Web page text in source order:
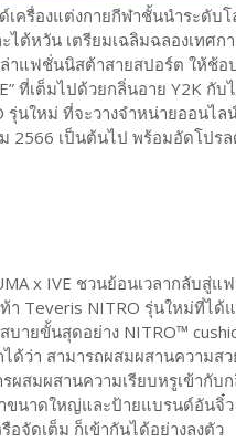
เครื่องแต่งกายกีฬาชั้นนำระดับ
ไต้หวัน เตรียมเฉลิมฉลองเทศ
าแฟชั่นนิสต้าสายสปอร์ต ให้ช้
ที่เต็มไปด้วยกลิ่นอาย Y2K กั
รุ่นใหม่ ที่จะวางจำหน่ายออนไ
2566 เป็นต้นไป พร้อมอัดโปร
x IVE ชวนย้อนเวลากลับสู่แ
า Teveris NITRO รุ่นใหม่ที่ได้
บายขั้นสุดอย่าง NITRO™
ด้ว่า สามารถผสมผสานความส
ผสมผสานความเรียบหรูเข้ากั
ขนาดใหญ่และป้ายแบรนด์อันจิ๋
จัดเต็ม ก็เข้ากันได้อย่างลงตัว